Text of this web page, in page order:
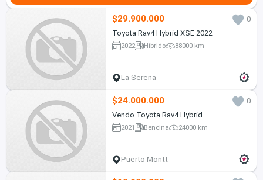
$29.900.000
0
Toyota Rav4 Hybrid XSE 2022
2022 Híbrido 88000 km
La Serena
$24.000.000
0
Vendo Toyota Rav4 Hybrid
2021 Bencina 24000 km
Puerto Montt